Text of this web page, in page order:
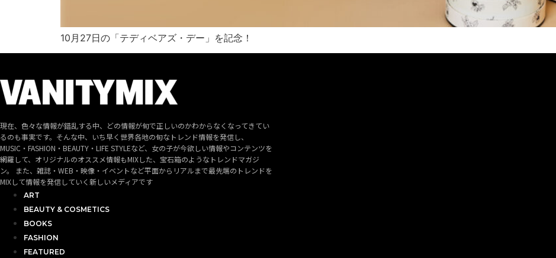
10月27日の「テディベアズ・デー」を記念！
現在、色々な情報が錯乱する中、どの情報が旬で正しいのかわからなくなってきてい
るのも事実です。そんな中、いち早く世界各地の旬なトレンド情報を発信し、
MUSIC・FASHION・BEAUTY・LIFE STYLEなど、女の子が今欲しい情報やコンテンツを
網羅して、オリジナルのオススメ情報もMIXした、宝石箱のようなトレンドマガジ
ン。 また、雑誌・WEB・映像・イベントなど平面からリアルまで最先端のトレンドを
MIXして情報を発信していく新しいメディアです
ART
BEAUTY & COSMETICS
BOOKS
FASHION
FEATURED